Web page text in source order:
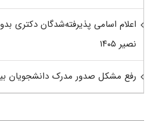
اعلام اسامی پذیرفته‌شدگان دکتری
نصیر ۱۴۰۵
رفع مشکل صدور مدرک دانشجویان